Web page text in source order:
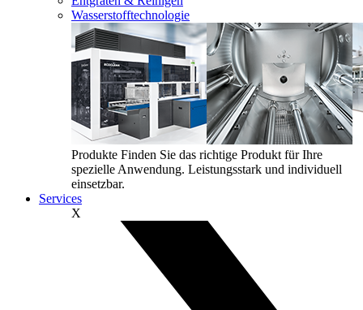
Wasserstofftechnologie
Produkte Finden Sie das richtige Produkt für Ihre
spezielle Anwendung. Leistungsstark und individuell
einsetzbar.
Services
X